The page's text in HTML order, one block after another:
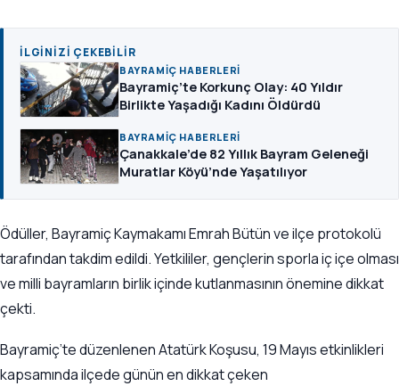
İLGINIZI ÇEKEBILIR
BAYRAMIÇ HABERLERI
Bayramiç’te Korkunç Olay: 40 Yıldır
Birlikte Yaşadığı Kadını Öldürdü
BAYRAMIÇ HABERLERI
Çanakkale’de 82 Yıllık Bayram Geleneği
Muratlar Köyü’nde Yaşatılıyor
Ödüller, Bayramiç Kaymakamı Emrah Bütün ve ilçe protokolü
tarafından takdim edildi. Yetkililer, gençlerin sporla iç içe olması
ve milli bayramların birlik içinde kutlanmasının önemine dikkat
çekti.
Bayramiç’te düzenlenen Atatürk Koşusu, 19 Mayıs etkinlikleri
kapsamında ilçede günün en dikkat çeken